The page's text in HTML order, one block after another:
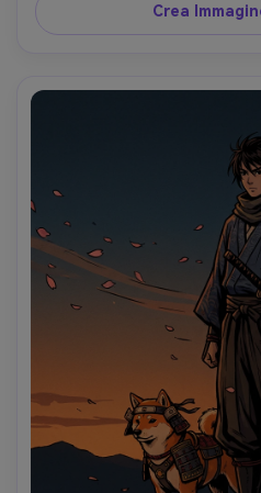
fantasy, composizione
lente 85mm, profondità
Crea